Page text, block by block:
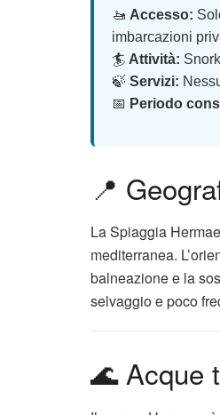
🚤 Accesso:
imbarcazioni
🏄 Attività:
🍃 Servizi:
📅 Periodo
📍
La Spiaggia
mediterranea.
balneazione e la
selvaggio e poco
🌊 Acque